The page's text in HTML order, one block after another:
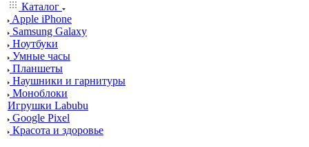
Каталог
Apple iPhone
Samsung Galaxy
Ноутбуки
Умные часы
Планшеты
Наушники и гарнитуры
Моноблоки
Игрушки Labubu
Google Pixel
Красота и здоровье